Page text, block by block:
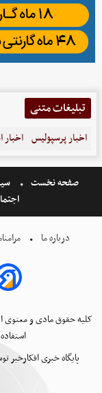
تبلیغات متنی
اخبار پرسپولیس اخبار
صفحه نخست
درباره ما
کلیه حقوق مادی و معنوی
پایگاه خبری افکارخبر